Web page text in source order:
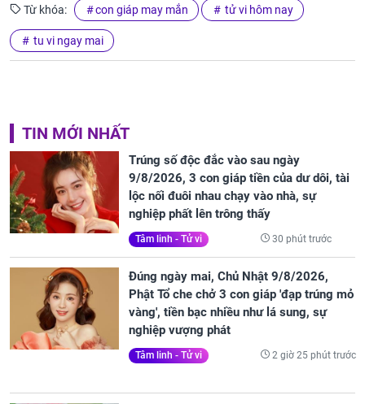
Từ khóa: con giáp may mắn tử vi hôm nay
tu vi ngay mai
TIN MỚI NHẤT
Trúng số độc đắc vào sau ngày
9/8/2026, 3 con giáp tiền của dư dôi, tài
lộc nối đuôi nhau chạy vào nhà, sự
nghiệp phất lên trông thấy
Tâm linh - Tử vi 30 phút trước
Đúng ngày mai, Chủ Nhật 9/8/2026,
Phật Tổ che chở 3 con giáp 'đạp trúng mỏ
vàng', tiền bạc nhiều như lá sung, sự
nghiệp vượng phát
Tâm linh - Tử vi 2 giờ 25 phút trước